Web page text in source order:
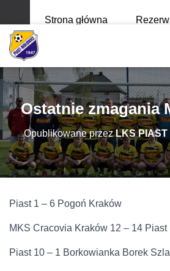
Strona główna
Ostatnie zmagania
Opublikowane przezLKS PIAST
Piast 1 – 6 Pogoń Kraków
MKS Cracovia Kraków 12 – 14 Piast
Piast 10 – 1 Borkowianka Borek